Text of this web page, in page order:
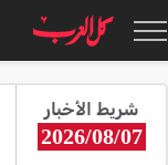
شريط الأخبار
2026/08/07